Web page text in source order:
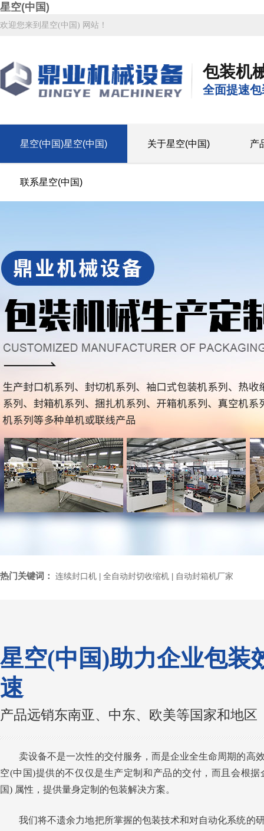
星空(中国)
欢迎您来到星空(中国) 网站！
包装机
全面提速
星空(中国)星空(中国) 关于星空(中国) 产
联系星空(中国)
热门关键词： 连续封口机 全自动封切收缩机 自动封箱机厂家
星空(中国)助力企业包装
速
产品远销东南亚、中东、欧美等国家和地区
卖设备不是一次性的交付服务，而是企业全生命周期的高
空(中国)提供的不仅仅是生产定制和产品的交付，而且会根据
国) 属性，提供量身定制的包装解决方案。
我们将不遗余力地把所掌握的包装技术和对自动化系统的